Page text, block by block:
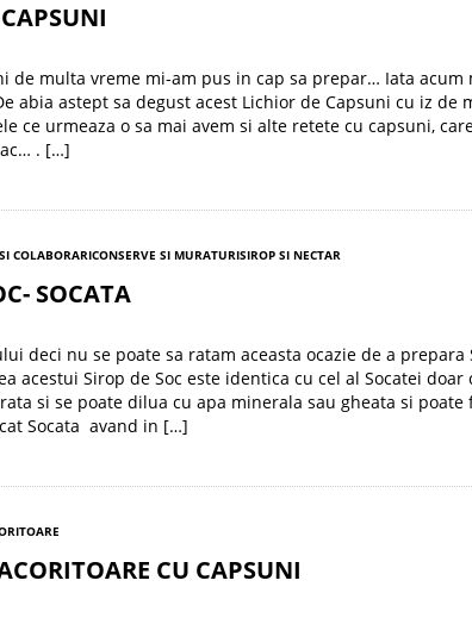
de multa vreme mi-am pus in cap sa prepar… Iata acum
abia astept sa degust acest Lichior de Capsuni cu iz de
ce urmeaza o sa mai avem si alte retete cu capsuni,
. […]
COLABORARICONSERVE SI MURATURISIROP SI NECTAR
SOCATA
deci nu se poate sa ratam aceasta ocazie de a prepara
acestui Sirop de Soc este identica cu cel al Socatei doar
si se poate dilua cu apa minerala sau gheata si poate
Socata avand in […]
CU CAPSUNI